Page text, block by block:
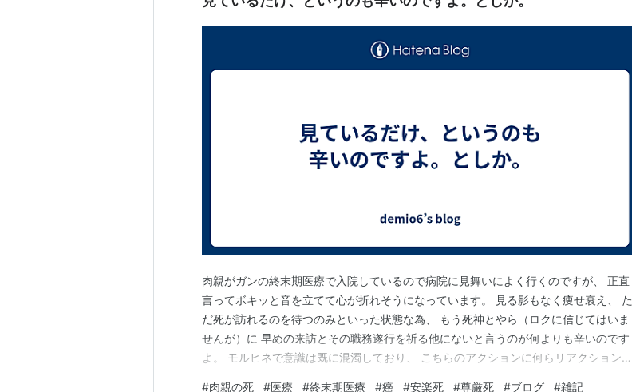
肉親がガンの終末期医療で入院しているので病院に見舞いによく行くのですが、 正直
言ってボキッと音を立てて心が折れそうになっています。 見る影もなく痩せ衰え、 た
だ死が訪れるのを待つのみといった状態な為、 もう死神とやら（ロクに信じてはいま
せんが）に 早めの来訪とその職務遂行を祈る他にないと言うのが何よりも辛いのです
よ。 モルヒネで意識は既に混濁しており、 こちらのアクションに何らリアクションを
#肉親の死 #医療 #終末期医療 #癌 #安楽死 #尊厳死 #ブログ #雑記